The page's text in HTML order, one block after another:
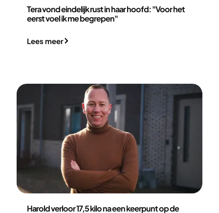
Tera vond eindelijk rust in haar hoofd: "Voor het
eerst voel ik me begrepen"
Lees meer
Harold verloor 17,5 kilo na een keerpunt op de